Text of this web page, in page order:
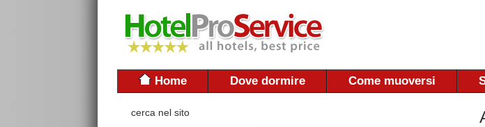
Home Dove dormire Come muoversi
cerca nel sito